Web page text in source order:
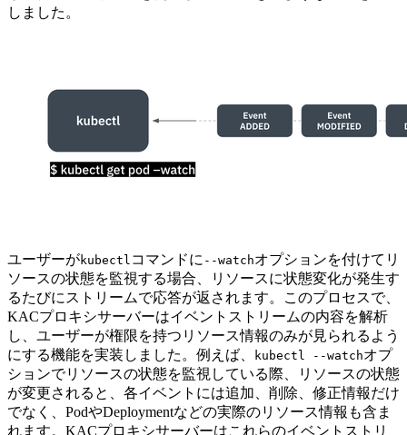
しました。
ユーザーがkubectl コマンドに --watchオプションを付けてリ
ソースの状態を監視する場合、リソースに状態変化が発生す
るたびにストリームで応答が返されます。このプロセスで、
KACプロキシサーバーはイベントストリームの内容を解析
し、ユーザーが権限を持つリソース情報のみが見られるよう
にする機能を実装しました。例えば、
kubectl --watchオプ
ションでリソースの状態を監視している際、リソースの状態
が変更されると、各イベントには追加、削除、修正情報だけ
でなく、PodやDeploymentなどの実際のリソース情報も含ま
れます。KACプロキシサーバーはこれらのイベントストリ